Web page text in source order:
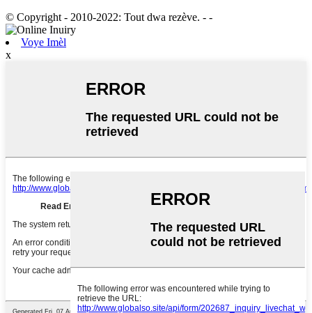
© Copyright - 2010-2022: Tout dwa rezève. - -
Voye Imèl
x